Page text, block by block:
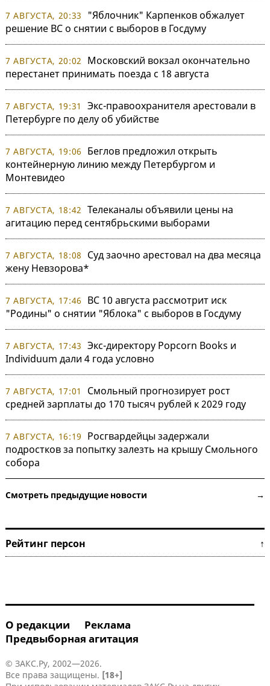
7 АВГУСТА, 20:33
"Яблочник" Карпенков обжалует
решение ВС о снятии с выборов в Госдуму
7 АВГУСТА, 20:02
Московский вокзал окончательно
перестанет принимать поезда с 18 августа
7 АВГУСТА, 19:31
Экс-правоохранителя арестовали в
Петербурге по делу об убийстве
7 АВГУСТА, 19:06
Беглов предложил открыть
контейнерную линию между Петербургом и
Монтевидео
7 АВГУСТА, 18:42 Телеканалы объявили цены на
агитацию перед сентябрьскими выборами
7 АВГУСТА, 18:08
Суд заочно арестовал на два месяца
жену Невзорова*
7 АВГУСТА, 17:46
ВС 10 августа рассмотрит иск
"Родины" о снятии "Яблока" с выборов в Госдуму
7 АВГУСТА, 17:43 Экс-директору Popcorn Books и
Individuum дали 4 года условно
7 АВГУСТА, 17:01
Смольный прогнозирует рост
средней зарплаты до 170 тысяч рублей к 2029 году
7 АВГУСТА, 16:19
Росгвардейцы задержали
подростков за попытку залезть на крышу Смольного
собора
Смотреть предыдущие новости →
Рейтинг персон ↑
О редакции
Реклама
Предвыборная агитация
© ЗАКС.Ру, 2002—2026.
Все права защищены. [18+]